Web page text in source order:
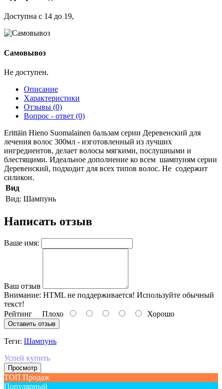
Доступна с 14 до 19,
Самовывоз
Не доступен.
Описание
Характеристики
Отзывы (0)
Вопрос - ответ (0)
Erittäin Hieno Suomalainen бальзам серии Деревенский для
лечения волос 300мл - изготовленный из лучших
ингредиентов, делает волосы мягкими, послушными и
блестящими. Идеальное дополнение ко всем шампуням серии
Деревенский, подходит для всех типов волос. Не содержит
силикон.
Вид
Вид: Шампунь
Написать отзыв
Ваше имя:
Ваш отзыв
Внимание: HTML не поддерживается! Используйте обычный
текст!
Рейтинг Плохо Хорошо
Оставить отзыв
Теги: Шампунь
Успей купить
Просмотр
ТОП Продаж
Популярный